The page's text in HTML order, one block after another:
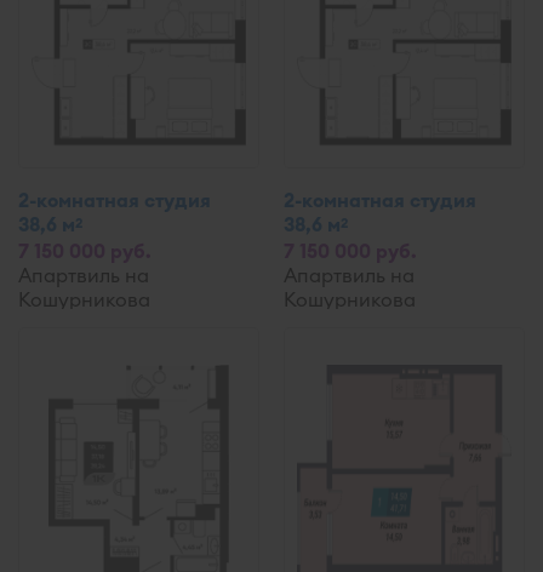
2-комнатная студия
38,6 м2
Апартвиль на
Кошурникова
2-комнатная студия
38,6 м2
Апартвиль на
Кошурникова